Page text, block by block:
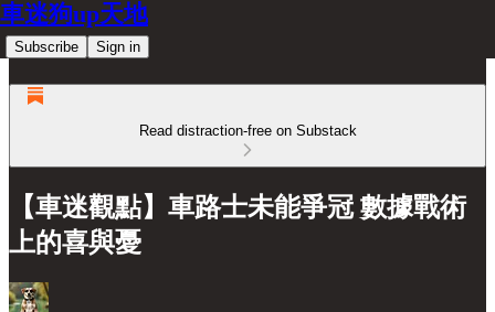
車迷狗up天地
Subscribe Sign in
Read distraction-free on Substack
【車迷觀點】車路士未能爭冠 數據戰術
上的喜與憂